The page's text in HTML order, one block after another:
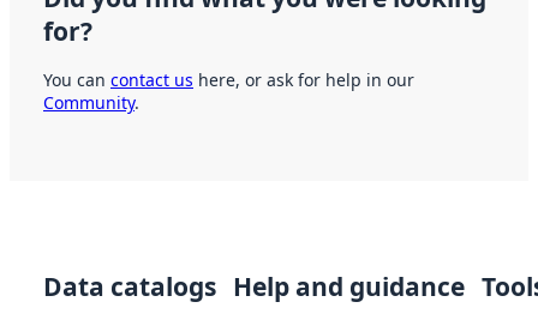
for?
You can contact us here, or ask for help in our
Community.
Data catalogs Help and guidance